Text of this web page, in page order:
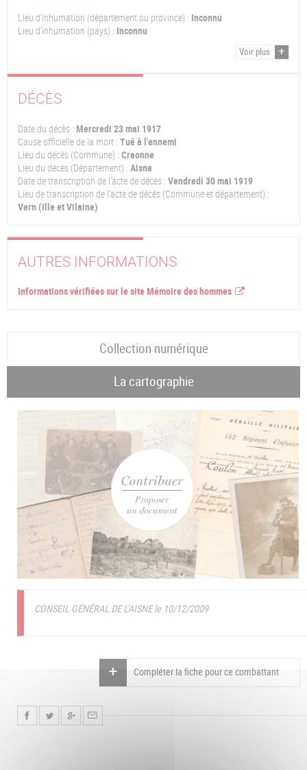
Lieu d'inhumation (département ou province) : Inconnu
Lieu d'inhumation (pays) : Inconnu
Voir plus
DÉCÈS
Date du décès : Mercredi 23 mai 1917
Cause officielle de la mort : Tué à l'ennemi
Lieu du décès (Commune) : Craonne
Lieu du décès (Département) : Aisne
Date de transcription de l'acte de décès : Vendredi 30 mai 1919
Lieu de transcription de l'acte de décés (Commune et département) :
Vern (Ille et Vilaine)
AUTRES INFORMATIONS
Informations vérifiées sur le site Mémoire des hommes
Collection numérique
La cartographie
CONSEIL GÉNÉRAL DE L'AISNE le 10/12/2009
Compléter la fiche pour ce combattant